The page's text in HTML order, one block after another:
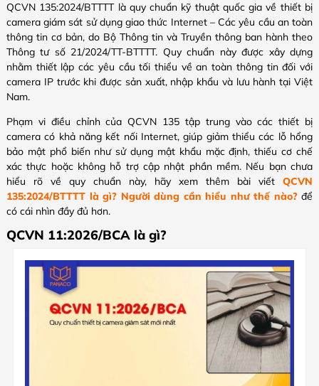
QCVN 135:2024/BTTTT là quy chuẩn kỹ thuật quốc gia về thiết bị
camera giám sát sử dụng giao thức Internet – Các yêu cầu an toàn
thông tin cơ bản, do Bộ Thông tin và Truyền thông ban hành theo
Thông tư số 21/2024/TT-BTTTT. Quy chuẩn này được xây dựng
nhằm thiết lập các yêu cầu tối thiểu về an toàn thông tin đối với
camera IP trước khi được sản xuất, nhập khẩu và lưu hành tại Việt
Nam.
Phạm vi điều chỉnh của QCVN 135 tập trung vào các thiết bị
camera có khả năng kết nối Internet, giúp giảm thiểu các lỗ hổng
bảo mật phổ biến như sử dụng mật khẩu mặc định, thiếu cơ chế
xác thực hoặc không hỗ trợ cập nhật phần mềm. Nếu bạn chưa
hiểu rõ về quy chuẩn này, hãy xem thêm bài viết QCVN
135:2024/BTTTT là gì? Người dùng cần hiểu như thế nào? để
có cái nhìn đầy đủ hơn.
QCVN 11:2026/BCA là gì?